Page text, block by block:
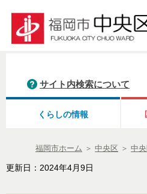
サイト内検索について
くらしの情報
福岡市ホーム ＞ 中央区 ＞ 中
更新日：2024年4月9日